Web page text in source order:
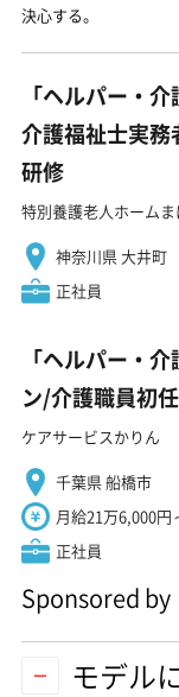
決心する。
「ヘルパー・
介護福祉士実
研修
特別養護老人ホーム
神奈川県 大井町
正社員
「ヘルパー・
ン/介護職員初
ケアサービスかりん
千葉県 船橋市
月給21万6,000円
正社員
Sponsored by
モデル